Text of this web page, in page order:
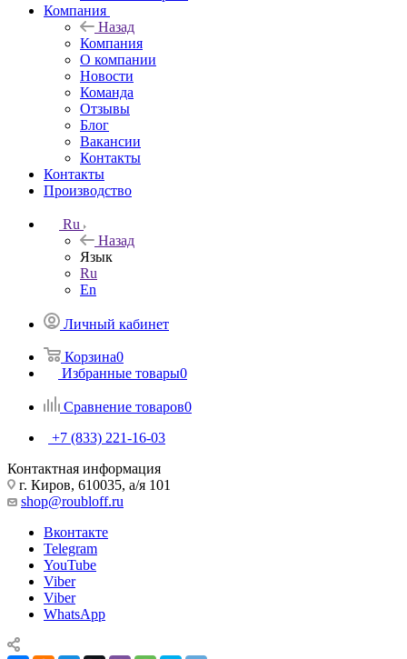
Компания
Назад
Компания
О компании
Новости
Команда
Отзывы
Блог
Вакансии
Контакты
Контакты
Производство
Ru
Назад
Язык
Ru
En
Личный кабинет
Корзина0
Избранные товары0
Сравнение товаров0
+7 (833) 221-16-03
Контактная информация
г. Киров, 610035, а/я 101
shop@roubloff.ru
Вконтакте
Telegram
YouTube
Viber
Viber
WhatsApp